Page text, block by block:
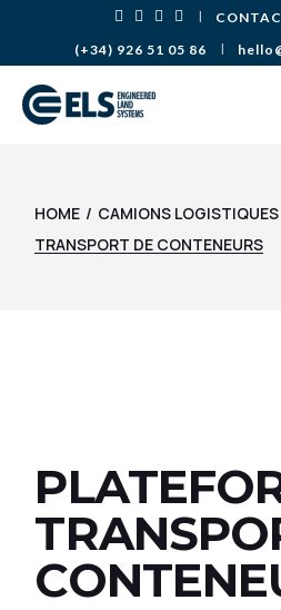
contenu(+34) 926 51 05 86
HOME CAMIONS LOGISTIQUES
TRANSPORT DE CONTENEURS